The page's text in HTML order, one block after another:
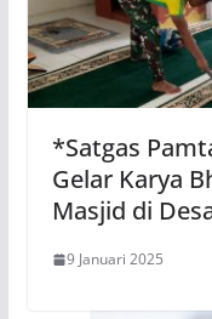
*Satgas
Gelar Karya
Masjid di
9 Januari 2025